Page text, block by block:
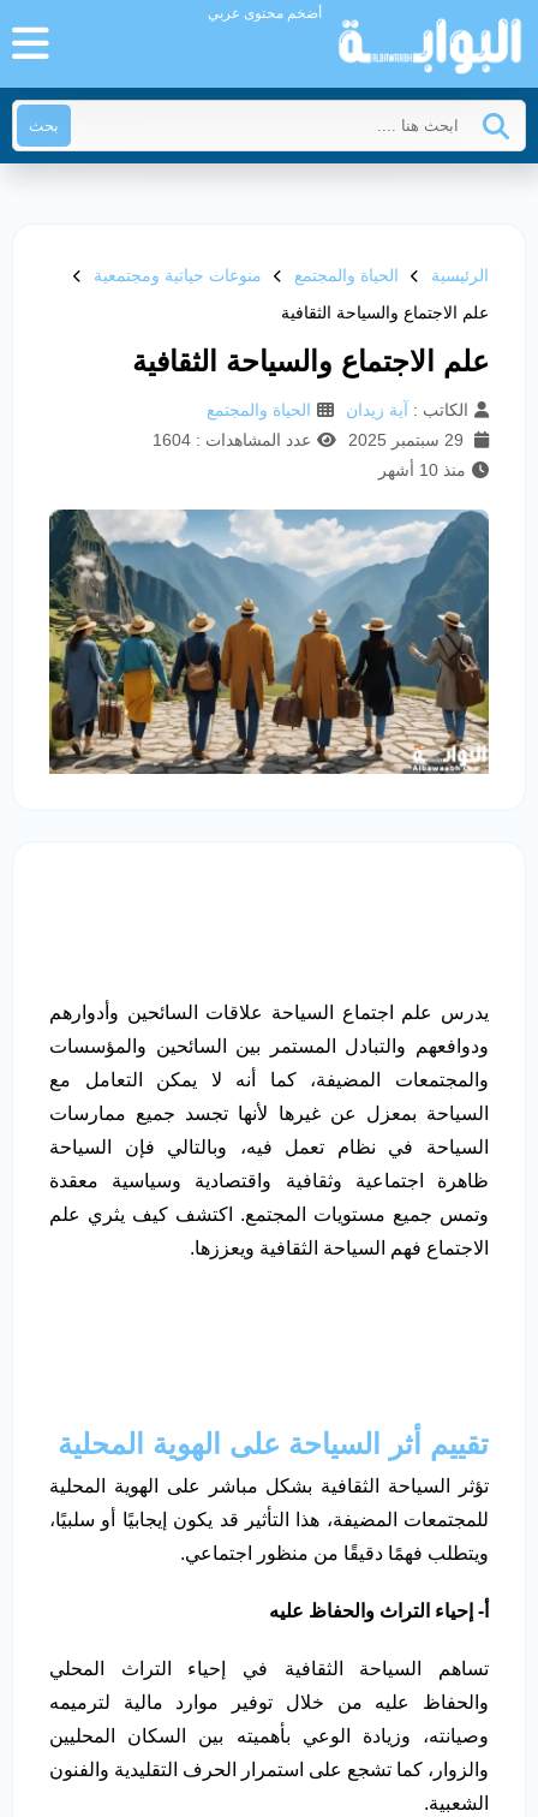
أضخم محتوى عربي
بحث
الرئيسية الحياة والمجتمع
منوعات حياتية ومجتمعية
علم الاجتماع والسياحة الثقافية
علم الاجتماع والسياحة الثقافية
الكاتب : آية زيدان
الحياة والمجتمع
عدد المشاهدات : 1604
منذ 10 أشهر
يدرس علم اجتماع السياحة علاقات السائحين وأدوارهم
ودوافعهم والتبادل المستمر بين السائحين والمؤسسات
والمجتمعات المضيفة، كما أنه لا يمكن التعامل مع
السياحة بمعزل عن غيرها لأنها تجسد جميع ممارسات
السياحة في نظام تعمل فيه، وبالتالي فإن السياحة
ظاهرة اجتماعية وثقافية واقتصادية وسياسية معقدة
وتمس جميع مستويات المجتمع. اكتشف كيف يثري علم
الاجتماع فهم السياحة الثقافية ويعززها.
تقييم أثر السياحة على الهوية المحلية
تؤثر السياحة الثقافية بشكل مباشر على الهوية المحلية
للمجتمعات المضيفة، هذا التأثير قد يكون إيجابيًا أو سلبيًا،
ويتطلب فهمًا دقيقًا من منظور اجتماعي.
أ- إحياء التراث والحفاظ عليه
تساهم السياحة الثقافية في إحياء التراث المحلي
والحفاظ عليه من خلال توفير موارد مالية لترميمه
وصيانته، وزيادة الوعي بأهميته بين السكان المحليين
والزوار، كما تشجع على استمرار الحرف التقليدية والفنون
الشعبية.